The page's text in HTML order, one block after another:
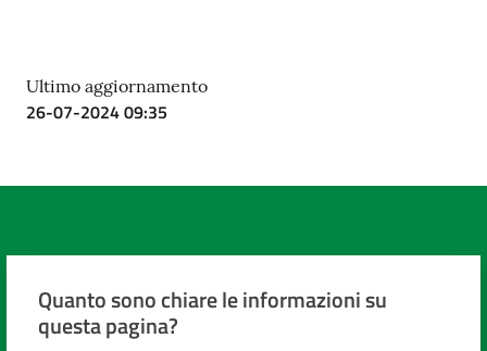
Ultimo aggiornamento
26-07-2024 09:35
Quanto sono chiare le informazioni su
questa pagina?